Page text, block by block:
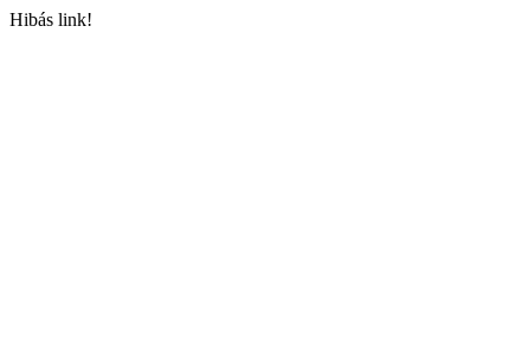
Hibás link!